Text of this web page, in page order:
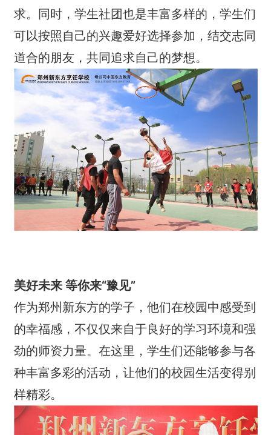
求。同时，学生社团也是丰富多样的，学生们
可以按照自己的兴趣爱好选择参加，结交志同
道合的朋友，共同追求自己的梦想。
美好未来 等你来“豫见”
作为郑州新东方的学子，他们在校园中感受到
的幸福感，不仅仅来自于良好的学习环境和强
劲的师资力量。在这里，学生们还能够参与各
种丰富多彩的活动，让他们的校园生活变得别
样精彩。